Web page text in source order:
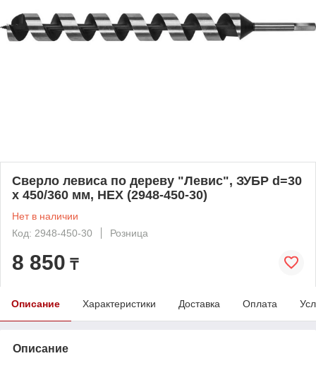
Сверло левиса по дереву "Левис", ЗУБР d=30
x 450/360 мм, HEX (2948-450-30)
Нет в наличии
Код: 2948-450-30
Розница
8 850 ₸
Описание Характеристики Доставка Оплата
Описание